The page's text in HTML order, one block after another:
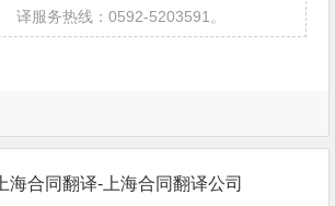
译服务热线：0592-5203591。
上海合同翻译-上海合同翻译公司